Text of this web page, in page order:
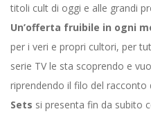
titoli cult di oggi e alle grandi
Un’offerta fruibile in ogni
per i veri e propri cultori, per
serie TV le sta scoprendo e
riprendendo il filo del racconto
Sets si presenta fin da subito